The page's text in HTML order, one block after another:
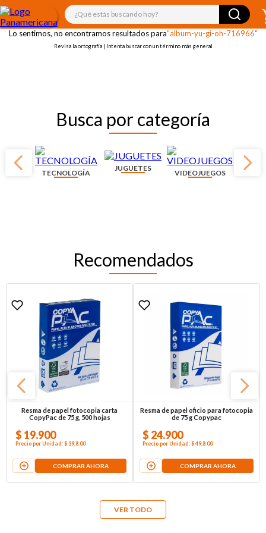
¿Qué estás buscando hoy?
¡OOPS!
Lo sentimos, no encontramos resultados para"album-yu-gi-oh-716966"
Revisa la ortografía | Intenta buscar con un término más general
Busca por categoría
TECNOLOGÍA
JUGUETES
VIDEOJUEGOS
Recomendados
Resma de papel fotocopia carta
CopyPac de 75 g, 500 hojas
$ 19.900
Precio porUnidad:$ 39,8.00
COMPRAR AHORA
Resma de papel oficio para fotocopia
de 75 g Copypac
$ 24.900
Precio porUnidad:$ 49,8.00
COMPRAR AHORA
VER TODO